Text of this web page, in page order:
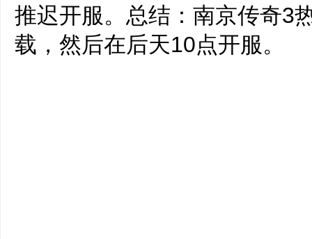
推迟开服。总结：南京传奇3
载，然后在后天10点开服。